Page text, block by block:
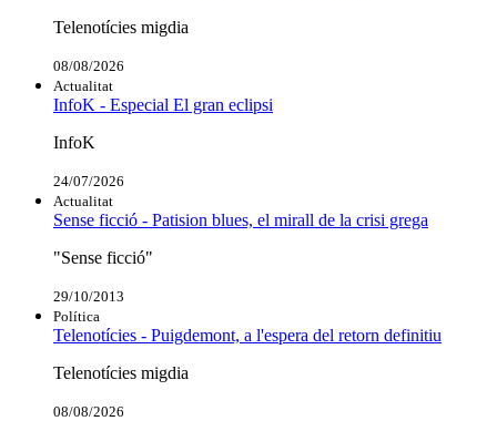
Telenotícies migdia
08/08/2026
Actualitat
InfoK - Especial El gran eclipsi
InfoK
24/07/2026
Actualitat
Sense ficció - Patision blues, el mirall de la crisi grega
"Sense ficció"
29/10/2013
Política
Telenotícies - Puigdemont, a l'espera del retorn definitiu
Telenotícies migdia
08/08/2026